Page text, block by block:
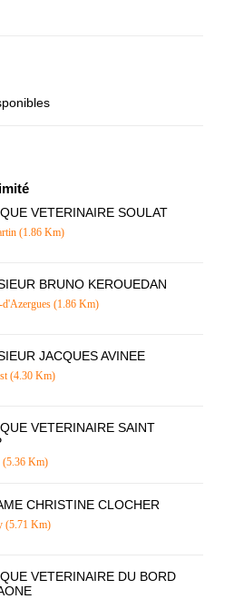
VETERINAIRE SOULAT
(1.86 Km)
BRUNO KEROUEDAN
d'Azergues (1.86 Km)
JACQUES AVINEE
(4.30 Km)
VETERINAIRE SAINT
(5.36 Km)
CHRISTINE CLOCHER
(5.71 Km)
VETERINAIRE DU BORD